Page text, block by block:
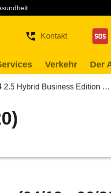
Kontakt
Verkehr Der
2.5 Hybrid Business Edition …